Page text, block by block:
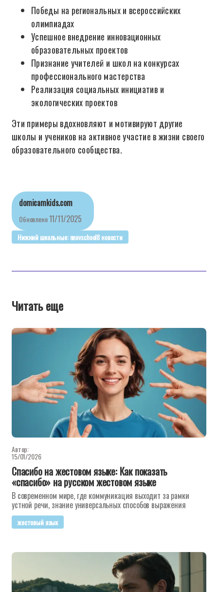
Победы на региональных и всероссийских
олимпиадах
Успешное внедрение инновационных
образовательных проектов
Признание учителей и школ на конкурсах
профессионального мастерства
Реализация социальных инициатив и
экологических проектов
Эти примеры вдохновляют и мотивируют другие
школы и учеников на активное участие в жизни своего
образовательного сообщества.
domicamkids.com
Обновлено11/11/2025
Нижний школьные: nnovschool8 новости
Читать еще
Автор:
15/01/2026
Спасибо на жестовом языке: Как показать
«спасибо» на русском жестовом языке
В современном мире, где коммуникация выходит за рамки
устной речи, знание универсальных способов выражения
жестовый язык